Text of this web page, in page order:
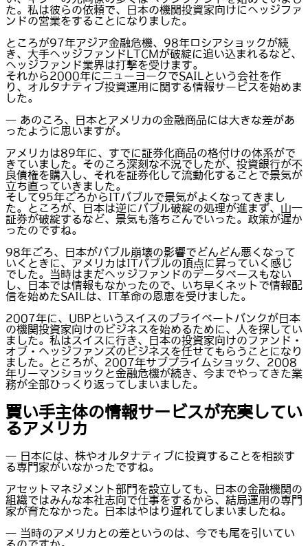
た。私は彼らの依頼で、日本の機関投資家向けにヘッジファ
ンドの営業をすることになりました。
ところが97年アジア金融危機、98年ロシアショックが続
き、大手ヘッジファンドLTCMが破綻に追い込まれるなど、
ヘッジファンド業界は打撃を受けます。
それから2000年にニューヨークでSAILという会社を作
り、オルタナティブ投資運用に関する情報サービスを始めま
した。
― あのころ、日本とアメリカの金融商品には大きな差があ
ったように思いますが。
アメリカは89年に、すでに証券化商品の格付けの体系がで
きていました。そのころ深刻な不況でしたが、投資銀行が不
良債権を購入し、それを証券化して流動化することで景気が
立ち直っていきました。
そして95年ごろからITバブルで景気がよくなってきまし
た。ところが、日本は逆にバブル破綻の処理が進まず、山一
証券が破綻するなど、景気も落ちこんでいった。政策が遅か
ったのですね。
98年ごろ、日本がバブル崩壊の影響でどんどん悪くなって
いくときに、アメリカはITバブルの頂点に昇っていく感じ
でした。当時はまだヘッジファンドのデータベースもない
し、日本では情報もなかったので、いち早くネットで情報配
信を始めたSAILは、IT革命の恩恵を受けました。
2007年に、UBPというスイスのプライベートバンクが日本
の機関投資家向けのビジネスを始めるために、人を探してい
ました。私はスイスに行き、日本の投資家向けのファンド・
オブ・ヘッジファンズのビジネスを任せてもらうことになり
ました。ところが、2007年サブプライムショック、2008
年リーマンショックと金融危機が続き、今までやってきた業
務が全部ひっくり返ってしまいました。
買い手主体の情報サービスが充実してい
るアメリカ
― 日本には、株やオルタナティブに投資することを相談す
る専門家がいなかったですね。
アセットマネジメント部門を設立しても、日本の金融機関の
組織ではみんな本社志向で仕事をするから、結局運用の専門
家が育たなかった。日本はやはり遅れてしまいましたね。
― 当時のアメリカとの差というのは、今でも尾を引いてい